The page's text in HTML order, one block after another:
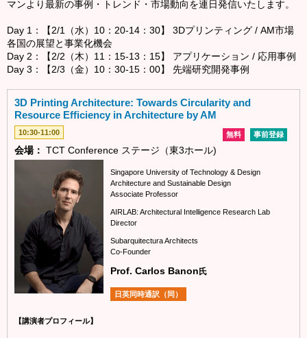
マンより最新の事例・トレンド・市場動向を連日発信いたします。
Day 1：【2/1（水）10：20-14：30】 3Dプリンティング / AM市場
各国の展望と事業化機会
Day 2：【2/2（木）11：15-13：15】 アプリケーション / 応用事例
Day 3：【2/3（金）10：30-15：00】 先端研究開発事例
3D Printing Architecture: Towards Circularity and
Resource Efficiency in Architecture by AM
10:30-11:00 事前登録
無料
会場： TCT Conference ステージ（東3ホール)
Singapore University of Technology & Design
Architecture and Sustainable Design
Associate Professor
AIRLAB: Architectural Intelligence Research Lab
Director
Subarquitectura Architects
Co-Founder
Prof. Carlos Banon 氏
日英同時通訳（同）
【講演者プロフィール】